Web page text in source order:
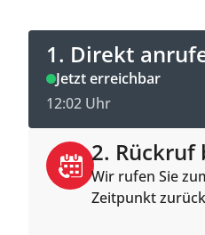
1. Direkt
Jetzt erreichbar
12:02 Uhr
2. Rückruf
Wir rufen Sie
Zeitpunkt